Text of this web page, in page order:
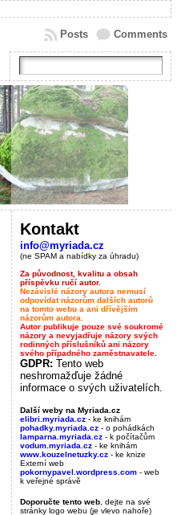
Comments
Posts
Kontakt
info@myriada.cz
(ne SPAM a nabídky za úhradu)
Za původnost, kvalitu a obsah
příspěvku ručí autor.
Nezávislé názory autora nemusí
odpovídat názorům dalších autorů
na tomto webu a ani dřívějším
názorům autora.
Autor publikuje pouze své soukromé
názory a nevyjadřuje názory svých
rodinných příslušníků ani názory
svého případného zaměstnavatele.
GDPR: Tento web
neshromažďuje žádné
informace o svých uživatelích.
Další weby na Myriada.cz
elibri.myriada.cz- ke knihám
pohadky.myriada.cz- o pohádkách
lamparna.myriada.cz- k počítačům
vodum.myriada.cz- ke knihám
www.kouzelnetuzky.cz- ke knize
Externí web
pokornypavel.wordpress.com- web
k veřejné správě
Doporučte tento web, dejte na své
stránky logo webu (je vlevo nahoře)